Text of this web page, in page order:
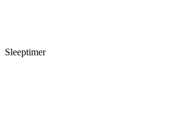
Sleeptimer